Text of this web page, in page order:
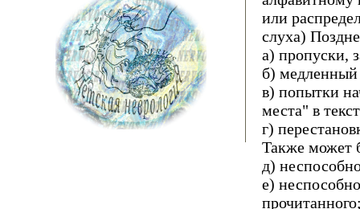
или
слуха)
а) пропуски,
б)
в) попытки
места" в
г)
Также может
д)
е)